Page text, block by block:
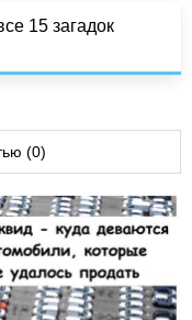
15 загадок
(0)